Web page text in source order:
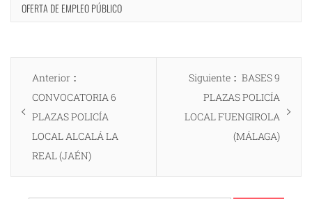
OFERTA DE EMPLEO PÚBLICO
Navegación
entradas
Anterior
anterior:
CONVOCATORIA 6
PLAZAS POLICÍA
LOCAL ALCALÁ LA
REAL (JAÉN)
Siguiente
Entrada
siguiente:
BASES 9
PLAZAS POLICÍA
LOCAL FUENGIROLA
(MÁLAGA)